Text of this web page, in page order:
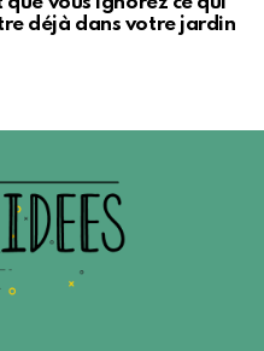
déjà dans votre jardin